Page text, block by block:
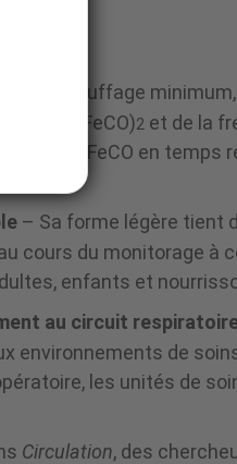
réel
de préchauffage
(FeCO)2 et de la
de FeCO en temps
– Sa forme légère tient
cours du monitorage à
enfants et
au circuit
environnements de
les unités de
Circulation, des